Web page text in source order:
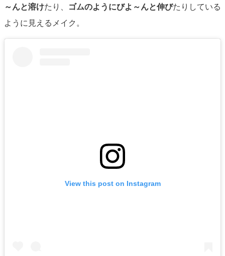
～んと溶けたり、 ゴムのようにびよ～んと伸びたりしている
ように見えるメイク。
View this post on Instagram